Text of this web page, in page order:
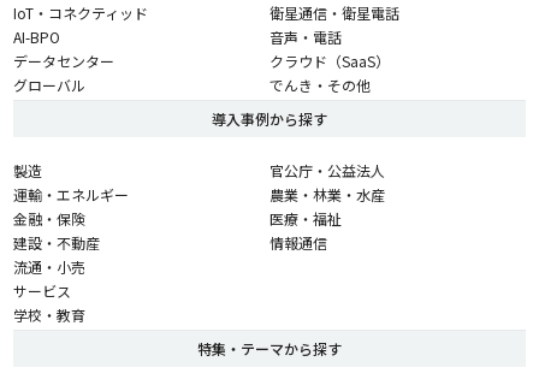
IoT・コネクティッド
AI-BPO
データセンター
グローバル
衛星通信・衛星電話
音声・電話
クラウド（SaaS）
でんき・その他
導入事例から探す
製造
運輸・エネルギー
金融・保険
建設・不動産
流通・小売
サービス
学校・教育
官公庁・公益法人
農業・林業・水産
医療・福祉
情報通信
特集・テーマから探す